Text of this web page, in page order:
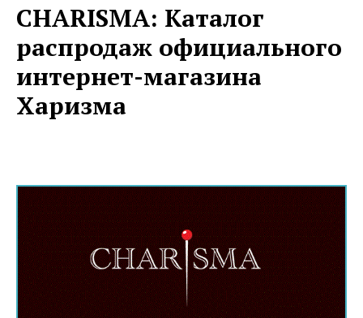
CHARISMA: Каталог
распродаж официального
интернет-магазина
Харизма